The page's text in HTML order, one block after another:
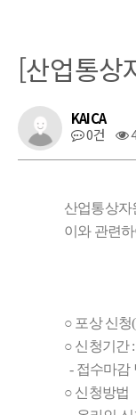
[산업통상
KAICA
0건
산업통상자
이와 관련
-
○ 포상 신청
○ 신청기간 :
- 접수마감
○ 신청방법